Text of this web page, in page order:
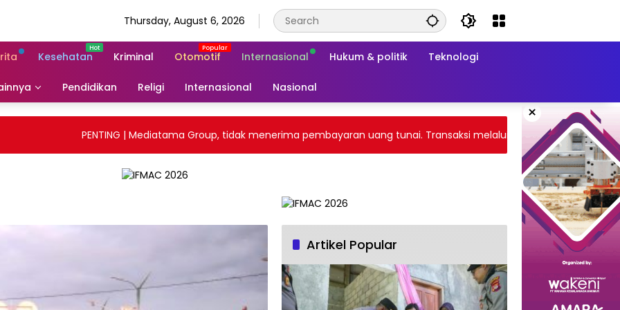
Thursday, August 6, 2026
Kesehatan Kriminal Otomotif Internasional Hukum & politik Teknologi
Pendidikan Religi Internasional Nasional
×
PENTING | Mediatama Group, tidak menerima pembayaran uang tunai. Transaksi melalui gateway payment atau
Artikel Popular